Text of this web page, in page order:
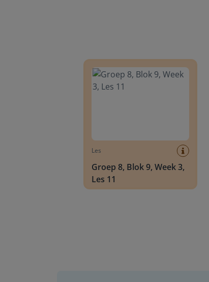
Les
Groep 8, Blok 9, Week 3,
Les 11